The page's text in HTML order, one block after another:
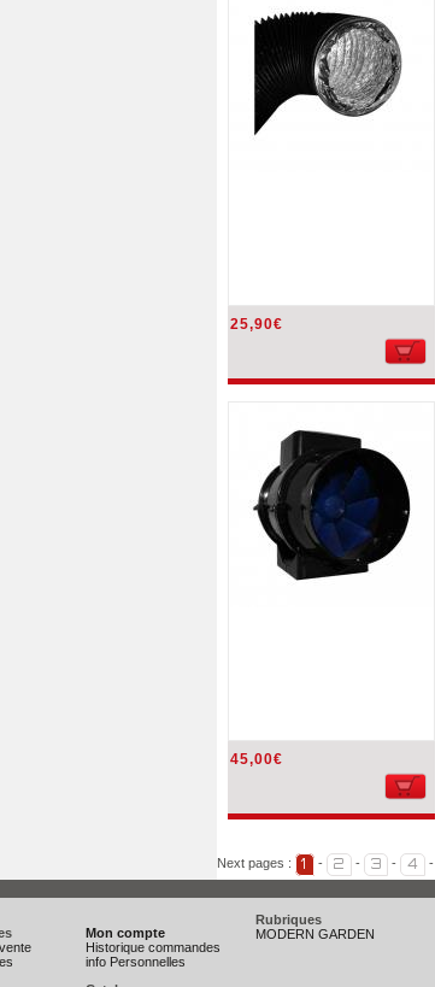
25,90€
45,00€
Next pages : 1 - 2 - 3 - 4 -
Mon compte
Historique commandes
info Personnelles
Rubriques
MODERN GARDEN